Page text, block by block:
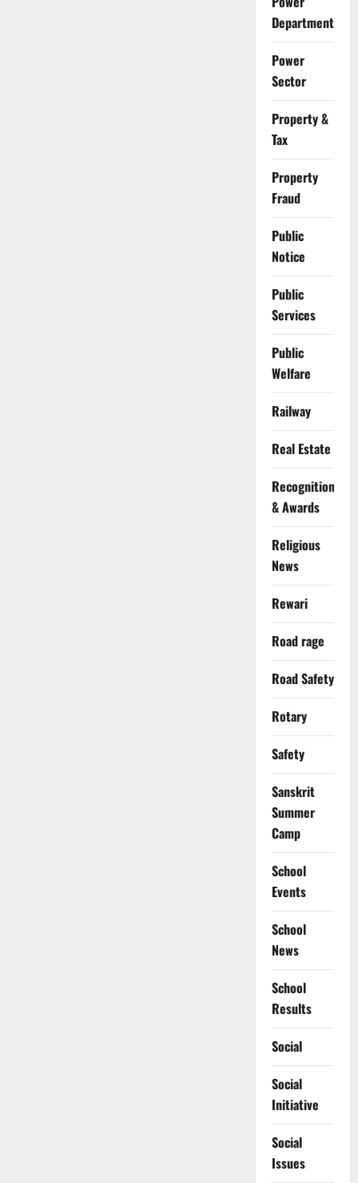
Department
Power
Sector
Property &
Tax
Property
Fraud
Public
Notice
Public
Services
Public
Welfare
Railway
Real Estate
Recognition
& Awards
Religious
News
Rewari
Road rage
Road Safety
Rotary
Safety
Sanskrit
Summer
Camp
School
Events
School
News
School
Results
Social
Social
Initiative
Social
Issues